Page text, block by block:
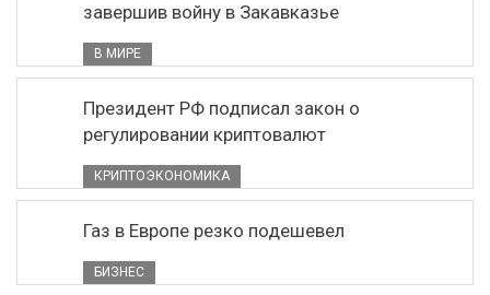
завершив войну в Закавказье
В МИРЕ
Президент РФ подписал закон о
регулировании криптовалют
КРИПТОЭКОНОМИКА
Газ в Европе резко подешевел
БИЗНЕС